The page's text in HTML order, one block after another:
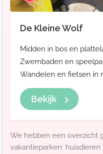
De Kleine Wolf
Midden in bos en
Zwembaden en
Wandelen en fietsen in
Bekijk
We hebben een overzicht
vakantieparken: